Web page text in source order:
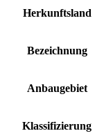
Herkunftsland
Bezeichnung
Anbaugebiet
Klassifizierung